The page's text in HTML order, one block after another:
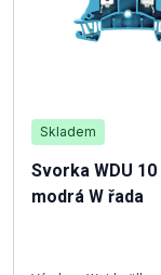
Skladem
Svorka WDU 10
modrá W řada